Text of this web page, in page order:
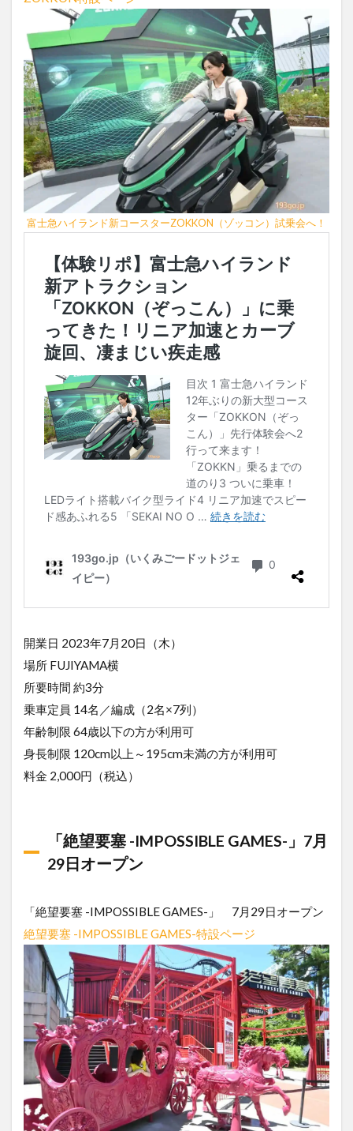
富士急ハイランド新コースターZOKKON（ゾッコン）試乗会へ！
開業日 2023年7月20日（木）
場所 FUJIYAMA横
所要時間 約3分
乗車定員 14名／編成（2名×7列）
年齢制限 64歳以下の方が利用可
身長制限 120cm以上～195cm未満の方が利用可
料金 2,000円（税込）
「絶望要塞 -IMPOSSIBLE GAMES-」7月
29日オープン
「絶望要塞 -IMPOSSIBLE GAMES-」 7月29日オープン
絶望要塞 -IMPOSSIBLE GAMES-特設ページ